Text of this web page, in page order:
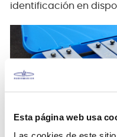
Esta página web usa
identificación en